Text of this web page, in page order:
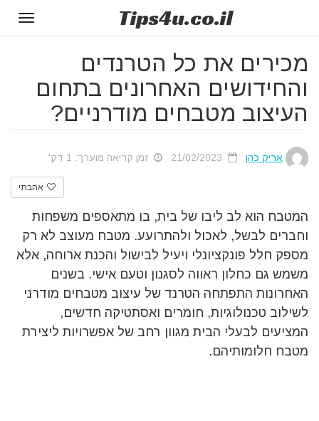
Tips4u.co.il
מכירים את כל הטרנדים
והחידושים האחרונים בתחום
העיצוב מטבחים מודרניים?
אריק כהן זמן קריאה מוערך: 1 דק'
אהבתי
המטבח הוא לב ליבו של בית, בו מתאספים משפחות
וחברים לבשל, ​​לאכול ולהתרועע. מטבח מעוצב לא רק
מספק חלל פונקציונלי ויעיל לבישול והכנת ארוחה, אלא
משמש גם כחלון ראווה לסגנון וטעם אישי. בשנים
האחרונות התפתחה הטרנד של עיצוב מטבחים מודרני
לשילוב טכנולוגיות, חומרים ואסתטיקה חדשים,
המציעים לבעלי הבית מגוון רחב של אפשרויות ליצירת
מטבח חלומותיהם.